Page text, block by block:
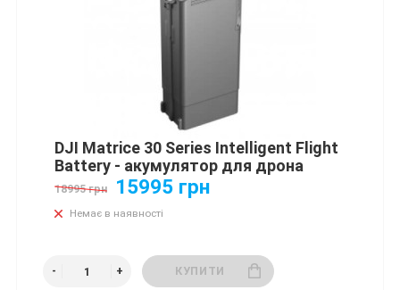
DJI Matrice 30 Series Intelligent Flight
Battery - акумулятор для дрона
18995 грн 15995 грн
Немає в наявності
КУПИТИ